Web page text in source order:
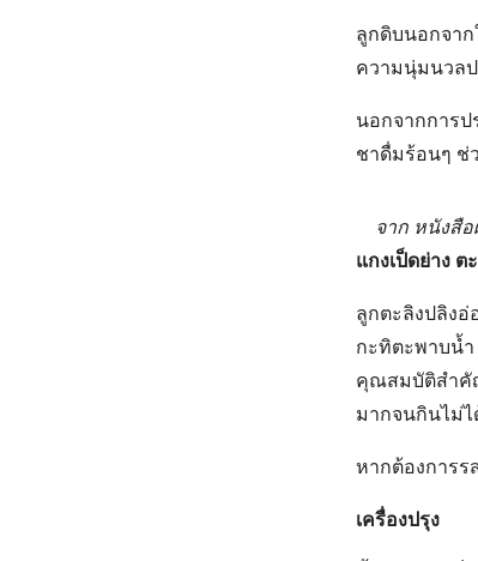
ลูกดิบนอกจาก
ความนุ่มนวล
นอกจากการป
ชาดื่มร้อนๆ ช่
จาก หนังสื
แกงเป็ดย่าง ต
ลูกตะลิงปลิงอ่
กะทิตะพาบน้ำ
คุณสมบัติสำคัญ
มากจนกินไม่ไ
หากต้องการร
เครื่องปรุง